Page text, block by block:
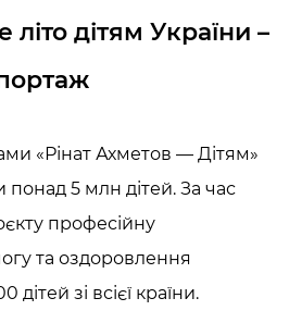
дітям України –
«Рінат Ахметов — Дітям»
5 млн дітей. За час
професійну
та оздоровлення
зі всієї країни.